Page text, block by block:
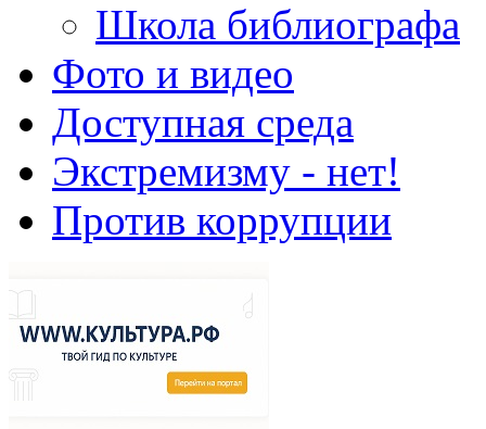
Школа библиографа
Фото и видео
Доступная среда
Экстремизму - нет!
Против коррупции